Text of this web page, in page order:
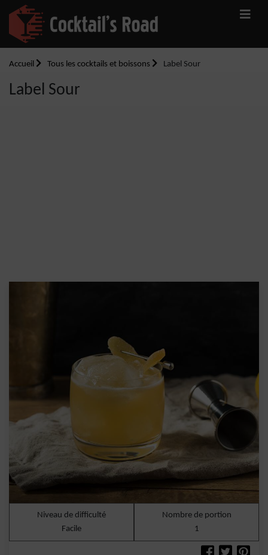
Accueil Tous les cocktails et boissons Label Sour
Label Sour
Niveau de difficulté
Facile
Nombre de portion
1